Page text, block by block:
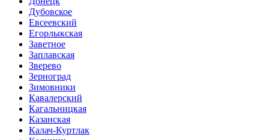
Дубовское
Евсеевский
Егорлыкская
Заветное
Заплавская
Зверево
Зерноград
Зимовники
Кавалерский
Кагальницкая
Казанская
Калач-Куртлак